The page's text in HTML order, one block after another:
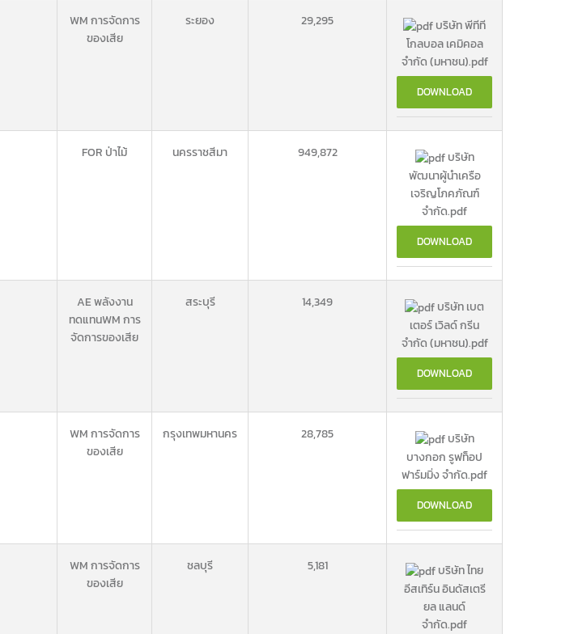
WM การจัดการ
ของเสีย
ระยอง 29,295
บริษัท พีทีที
โกลบอล เคมิคอล
จำกัด (มหาชน).pdf
DOWNLOAD
FOR ป่าไม้ นครราชสีมา 949,872
บริษัท
พัฒนาผู้นำเครือ
เจริญโภคภัณฑ์
จำกัด.pdf
DOWNLOAD
AE พลังงาน
ทดแทนWM การ
จัดการของเสีย
สระบุรี 14,349
บริษัท เบต
เตอร์ เวิลด์ กรีน
จำกัด (มหาชน).pdf
DOWNLOAD
WM การจัดการ
ของเสีย
กรุงเทพมหานคร 28,785
บริษัท
บางกอก รูฟท็อป
ฟาร์มมิ่ง จำกัด.pdf
DOWNLOAD
WM การจัดการ
ของเสีย
ชลบุรี 5,181
บริษัท ไทย
อีสเทิร์น อินดัสเตรี
ยล แลนด์
จำกัด.pdf